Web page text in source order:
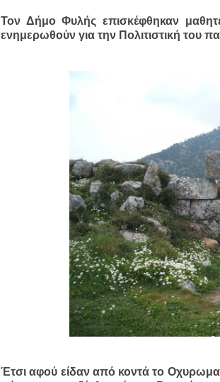
Τον Δήμο Φυλής επισκέφθηκαν
ενημερωθούν για την Πολιτιστική του
Έτσι αφού είδαν από κοντά το